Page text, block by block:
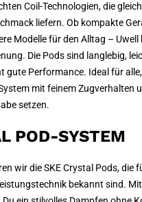
Coil-Technologien, die
liefern. Ob kompakte
Modelle für den Alltag –
Die Pods sind langlebig,
gute Performance. Ideal für
mit feinem Zugverhalten
setzen.
POD-SYSTEM
wir die SKE Crystal Pods, die
bekannt sind.